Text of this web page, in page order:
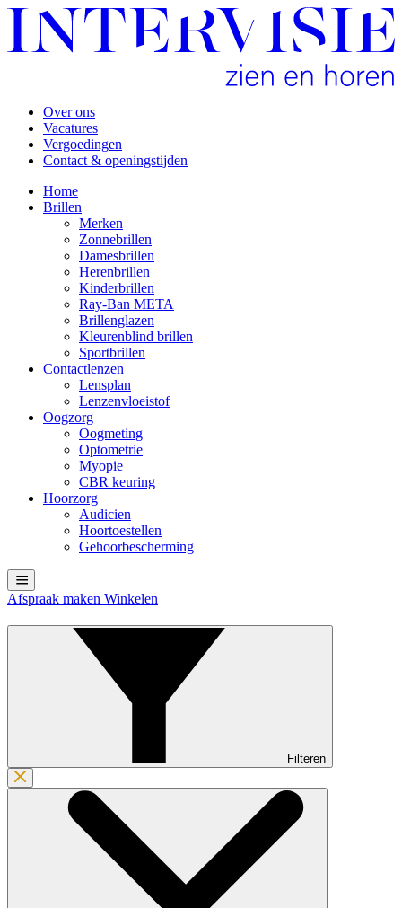
Over ons
Vacatures
Vergoedingen
Contact & openingstijden
Home
Brillen
Merken
Zonnebrillen
Damesbrillen
Herenbrillen
Kinderbrillen
Ray-Ban META
Brillenglazen
Kleurenblind brillen
Sportbrillen
Contactlenzen
Lensplan
Lenzenvloeistof
Oogzorg
Oogmeting
Optometrie
Myopie
CBR keuring
Hoorzorg
Audicien
Hoortoestellen
Gehoorbescherming
Afspraak maken Winkelen
Filteren